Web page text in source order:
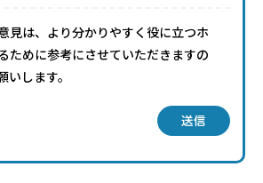
見は、より分かりやすく役に立つホ
ために参考にさせていただきますの
します。
送信